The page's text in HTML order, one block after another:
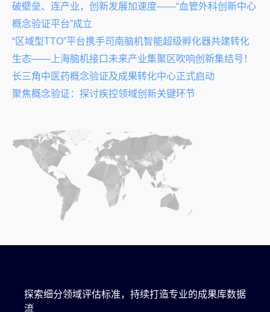
破壁垒、连产业，创新发展加速度——“血管外科创新中心
概念验证平台”成立
“区域型TTO”平台携手司南脑机智能超级孵化器共建转化
生态——上海脑机接口未来产业集聚区吹响创新集结号！
长三角中医药概念验证及成果转化中心正式启动
聚焦概念验证：探讨疾控领域创新关键环节
探索细分领域评估标准，持续打造专业的成果库数据
流